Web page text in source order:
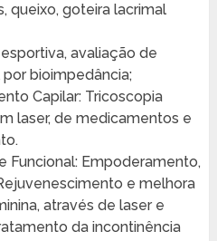
queixo, goteira lacrimal
avaliação de
bioimpedância;
Capilar: Tricoscopia
laser, de medicamentos e
Funcional: Empoderamento,
e melhora
através de laser e
da incontinência